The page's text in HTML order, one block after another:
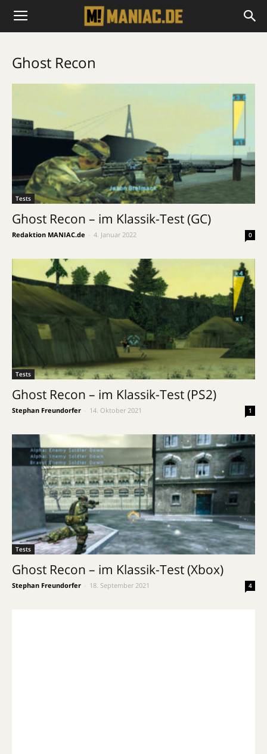
Ghost Recon
Tests
Ghost Recon – im Klassik-Test (GC)
Redaktion MANIAC.de 4. Januar 2022 0
Tests
Ghost Recon – im Klassik-Test (PS2)
Stephan Freundorfer 14. Oktober 2021 1
Tests
Ghost Recon – im Klassik-Test (Xbox)
Stephan Freundorfer 18. September 2021 4